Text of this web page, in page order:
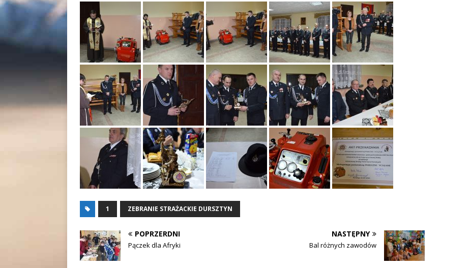
1 ZEBRANIE STRAŻACKIE DURSZTYN
POPRZERDNI
Pączek dla Afryki
NASTĘPNY
Bal różnych zawodów